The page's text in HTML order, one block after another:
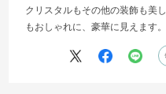
クリスタルもその他の装飾も美
もおしゃれに、豪華に見えます。